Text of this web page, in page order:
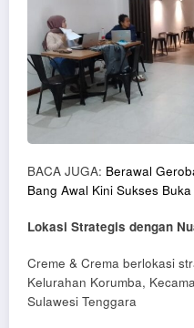
BACA JUGA: Berawal
Bang Awal Kini Sukses
Lokasi Strategis dengan
Creme & Crema berlokasi
Kelurahan Korumba,
Sulawesi Tenggara